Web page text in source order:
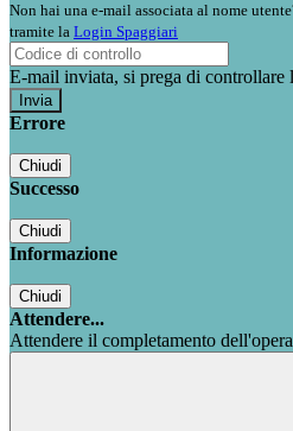
Non hai una e-mail associata al nome
tramite la Login Spaggiari
E-mail inviata, si prega di controllare
Errore
Chiudi
Successo
Chiudi
Informazione
Chiudi
Attendere...
Attendere il completamento